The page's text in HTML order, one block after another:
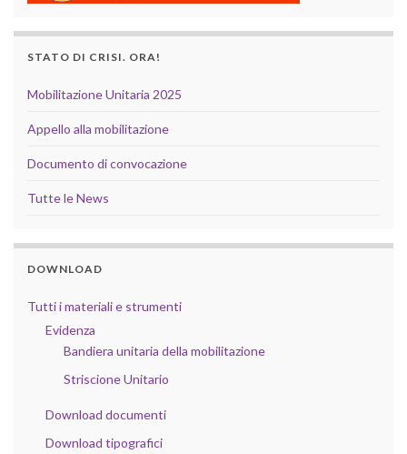
STATO DI CRISI. ORA!
Mobilitazione Unitaria 2025
Appello alla mobilitazione
Documento di convocazione
Tutte le News
DOWNLOAD
Tutti i materiali e strumenti
Evidenza
Bandiera unitaria della mobilitazione
Striscione Unitario
Download documenti
Download tipografici